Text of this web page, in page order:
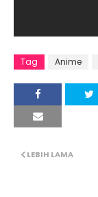
Tag Anime
LEBIH LAMA